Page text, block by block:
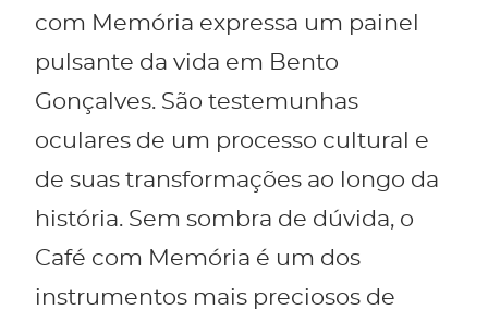
com Memória expressa um painel
pulsante da vida em Bento
Gonçalves. São testemunhas
oculares de um processo cultural e
de suas transformações ao longo da
história. Sem sombra de dúvida, o
Café com Memória é um dos
instrumentos mais preciosos de